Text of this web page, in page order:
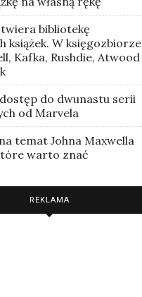
bibliotekę
książek. W księgozbiorze
Kafka, Rushdie, Atwood
do dwunastu serii
od Marvela
temat Johna Maxwella
warto znać
REKLAMA